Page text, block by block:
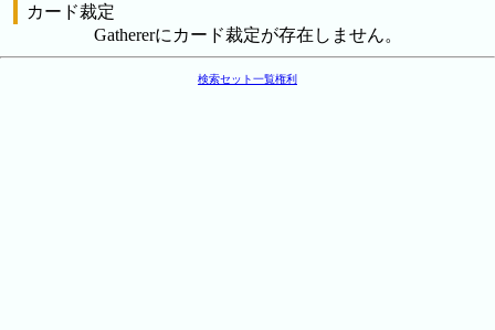
カード裁定
Gathererにカード裁定が存在しません。
検索セット一覧権利